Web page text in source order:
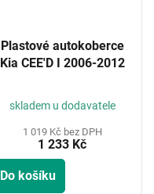
Plastové autokoberce
Kia CEE'D I 2006-2012
skladem u dodavatele
1 019 Kč bez DPH
1 233 Kč
Do košíku